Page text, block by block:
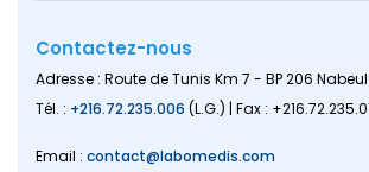
Contactez-nous
Adresse : Route de Tunis Km 7 - BP 206
Tél. : +216.72.235.006 (L.G.) | Fax :
Email : contact@labomedis.com